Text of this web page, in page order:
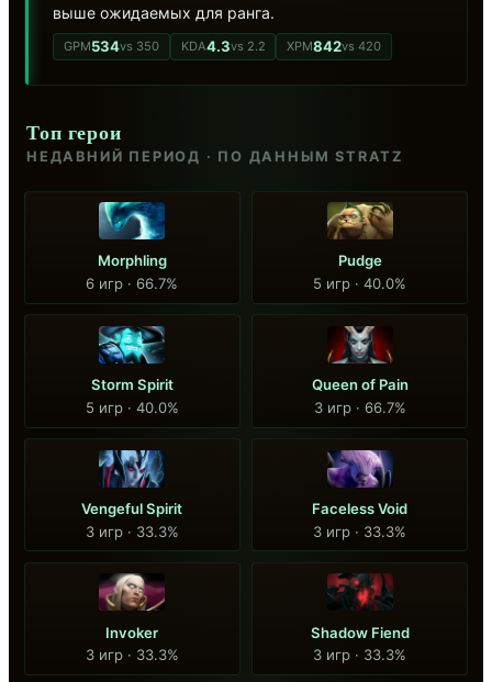
выше ожидаемых для ранга.
GPM534vs 350 KDA4.3vs 2.2 XPM842vs 420
Топ герои
НЕДАВНИЙ ПЕРИОД · ПО ДАННЫМ STRATZ
Morphling
6 игр · 66.7%
Pudge
5 игр · 40.0%
Storm Spirit
5 игр · 40.0%
Queen of Pain
3 игр · 66.7%
Vengeful Spirit
3 игр · 33.3%
Faceless Void
3 игр · 33.3%
Invoker
3 игр · 33.3%
Shadow Fiend
3 игр · 33.3%